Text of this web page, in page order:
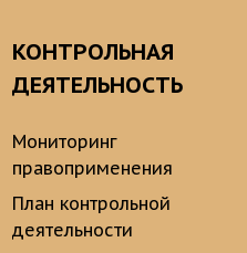
КОНТРОЛЬНАЯ
ДЕЯТЕЛЬНОСТЬ
Мониторинг
правоприменения
План контрольной
деятельности